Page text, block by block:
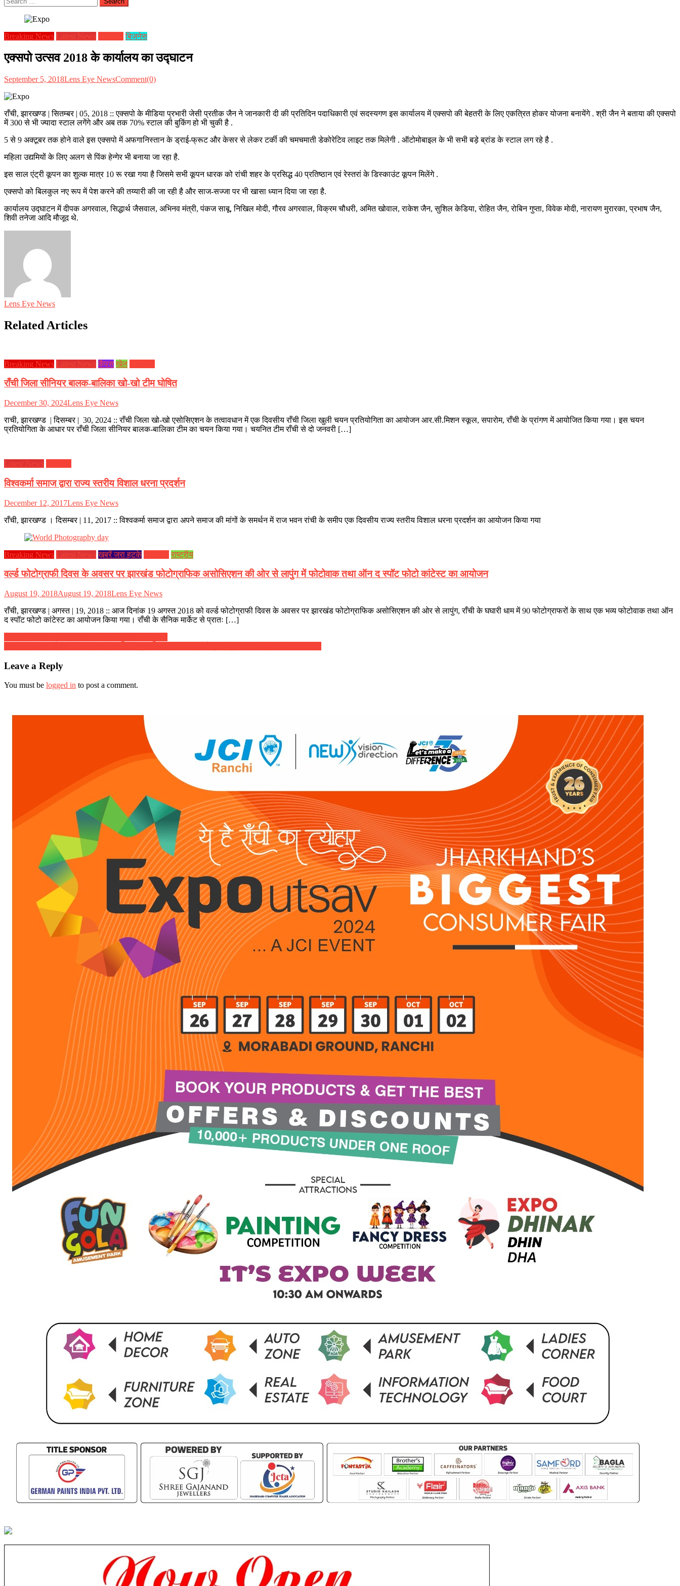
for:
Breaking News Latest News बिज़नेस
एक्सपो उत्सव 2018 के कार्यालय का उद्घाटन
September 5, 2018Lens Eye NewsComment(0)
राँची, झारखण्ड | सितम्बर | 05, 2018 :: एक्सपो के मीडिया प्रभारी जेसी प्रतीक जैन ने जानकारी दी की प्रतिदिन पदाधिकारी एवं सदस्यगण इस कार्यालय में एक्सपो की बेहतरी के लिए एकत्रित होकर योजना बनायेंगे . श्री जैन ने बताया की एक्सपो
में 300 से भी ज्यादा स्टाल लगेंगे और अब तक 70% स्टाल की बुकिंग हो भी चुकी है .
5 से 9 अक्टूबर तक होने वाले इस एक्सपो में अफगानिस्तान के ड्राई-फ्रूट और केसर से लेकर टर्की की चमचमाती डेकोरेटिव लाइट तक मिलेगी . ऑटोमोबाइल के भी सभी बड़े ब्रांड के स्टाल लग रहे है .
महिला उद्यमियों के लिए अलग से पिंक हेन्गेर भी बनाया जा रहा है.
इस साल एंट्री कूपन का शुल्क मात्र 10 रू रखा गया है जिसमे सभी कूपन धारक को रांची शहर के प्रसिद्ध 40 प्रतिष्ठान एवं रेस्तरां के डिस्काउंट कूपन मिलेंगे .
एक्सपो को बिलकुल नए रूप में पेश करने की तय्यारी की जा रही है और साज-सज्जा पर भी खासा ध्यान दिया जा रहा है.
कार्यालय उद्घाटन में दीपक अगरवाल, सिद्धार्थ जैसवाल, अभिनव मंत्री, पंकज साबू, निखिल मोदी, गौरव अगरवाल, विक्रम चौधरी, अमित खोवाल, राकेश जैन, सुशिल केडिया, रोहित जैन, रोबिन गुप्ता, विवेक मोदी, नारायण मुरारका, प्रभाष जैन,
शिवी तनेजा आदि मौजूद थे.
Lens Eye News
Related Articles
Breaking News Latest News कैंपस खेल
राँची जिला सीनियर बालक-बालिका खो-खो टीम घोषित
December 30, 2024Lens Eye News
राची, झारखण्ड | दिसम्बर | 30, 2024 :: राँची जिला खो-खो एसोसिएशन के तत्वावधान में एक दिवसीय राँची जिला खुली चयन प्रतियोगिता का आयोजन आर.सी.मिशन स्कूल, सपारोम, राँची के प्रांगण में आयोजित किया गया। इस चयन
प्रतियोगिता के आधार पर राँची जिला सीनियर बालक-बालिका टीम का चयन किया गया। चयनित टीम राँची से दो जनवरी […]
Latest News
विश्वकर्मा समाज द्वारा राज्य स्तरीय विशाल धरना प्रदर्शन
December 12, 2017Lens Eye News
राँची, झारखण्ड । दिसम्बर | 11, 2017 :: विश्वकर्मा समाज द्वारा अपने समाज की मांगों के समर्थन में राज भवन रांची के समीप एक दिवसीय राज्य स्तरीय विशाल धरना प्रदर्शन का आयोजन किया गया
Breaking News Latest News ख़बरें जरा हटके राष्ट्रीय
वर्ल्ड फोटोग्राफी दिवस के अवसर पर झारखंड फोटोग्राफिक असोसिएशन की ओर से लापुंग में फोटोवाक तथा ऑन द स्पॉट फोटो कांटेस्ट का आयोजन
August 19, 2018August 19, 2018Lens Eye News
राँची, झारखण्ड | अगस्त | 19, 2018 :: आज दिनांक 19 अगस्त 2018 को वर्ल्ड फोटोग्राफी दिवस के अवसर पर झारखंड फोटोग्राफिक असोसिएशन की ओर से लापुंग, राँची के घघारी धाम में 90 फोटोग्राफरों के साथ एक भव्य फोटोवाक तथा ऑन
द स्पॉट फोटो कांटेस्ट का आयोजन किया गया। राँची के सैनिक मार्केट से प्रातः […]
Post
navigation
Leave a Reply
You must be logged in to post a comment.